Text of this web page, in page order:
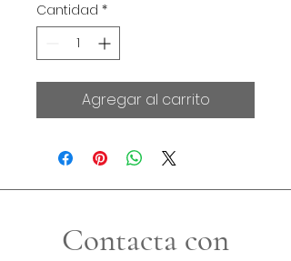
Cantidad *
Agregar al carrito
Contacta con